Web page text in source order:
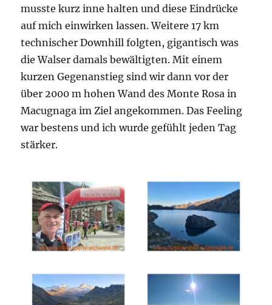
musste kurz inne halten und diese Eindrücke
auf mich einwirken lassen. Weitere 17 km
technischer Downhill folgten, gigantisch was
die Walser damals bewältigten. Mit einem
kurzen Gegenanstieg sind wir dann vor der
über 2000 m hohen Wand des Monte Rosa in
Macugnaga im Ziel angekommen. Das Feeling
war bestens und ich wurde gefühlt jeden Tag
stärker.